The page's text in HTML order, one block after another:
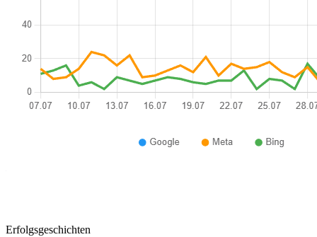
Erfolgsgeschichten